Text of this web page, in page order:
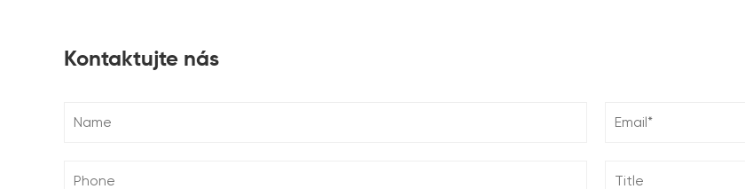
Kontaktujte nás